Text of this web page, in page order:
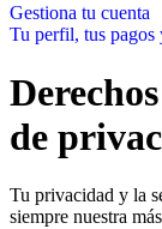
Gestiona tu cuenta
Tu perfil, tus pagos
de
Tu privacidad y la
siempre nuestra